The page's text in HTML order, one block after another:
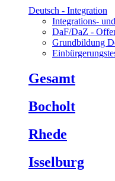
Deutsch - Integration
Integrations-
DaF/DaZ -
Grundbildung
Gesamt
Bocholt
Rhede
Isselburg